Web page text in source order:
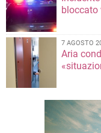
bloccato
7 AGOSTO
Aria